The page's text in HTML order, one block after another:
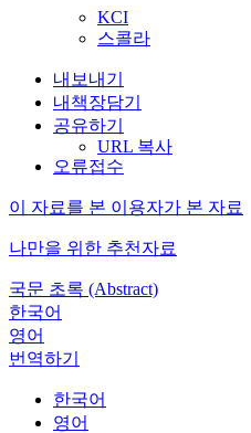
KCI
스콜라
내보내기
내책장담기
공유하기
URL 복사
오류접수
이 자료를 본 이용자가 본 자료
나만을 위한 추천자료
국문 초록 (Abstract)
한국어
영어
번역하기
한국어
영어